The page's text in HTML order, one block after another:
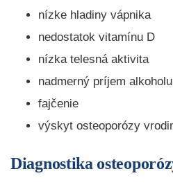
nízke hladiny vápnika
nedostatok vitamínu D
nízka telesná aktivita
nadmerný príjem
fajčenie
výskyt osteoporózy
Diagnostika